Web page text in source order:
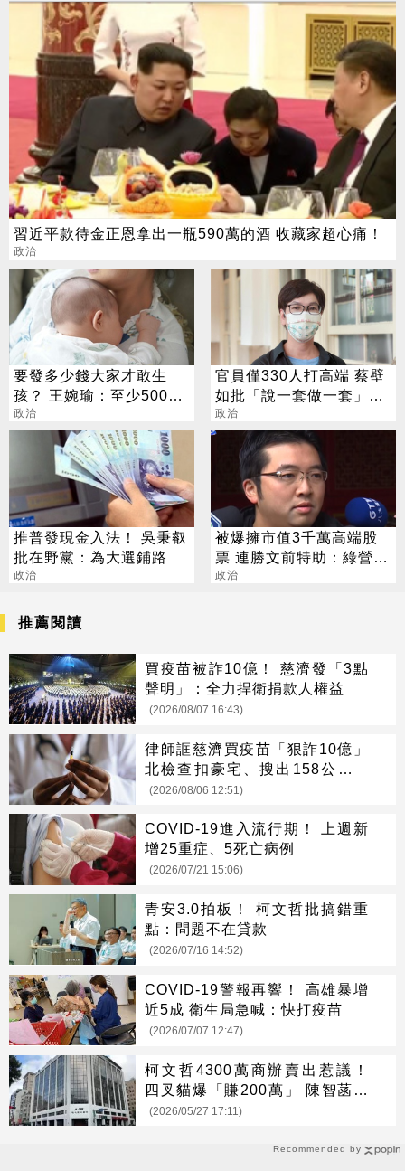
習近平款待金正恩拿出一瓶590萬的酒 收藏家超心痛！
政治
要發多少錢大家才敢生
孩？ 王婉瑜：至少500萬
才有感
政治
官員僅330人打高端 蔡壁
如批「說一套做一套」：
帶頭騙
政治
推普發現金入法！ 吳秉叡
批在野黨：為大選鋪路
政治
被爆擁市值3千萬高端股
票 連勝文前特助：綠營別
亂潑髒水
政治
Recommended by
推薦閱讀
買疫苗被詐10億！ 慈濟發「3點
聲明」：全力捍衛捐款人權益
(2026/08/07 16:43)
律師誆慈濟買疫苗「狠詐10億」
北檢查扣豪宅、搜出158公斤黃
金
(2026/08/06 12:51)
COVID-19進入流行期！ 上週新
增25重症、5死亡病例
(2026/07/21 15:06)
青安3.0拍板！ 柯文哲批搞錯重
點：問題不在貸款
(2026/07/16 14:52)
COVID-19警報再響！ 高雄暴增
近5成 衛生局急喊：快打疫苗
(2026/07/07 12:47)
柯文哲4300萬商辦賣出惹議！
四叉貓爆「賺200萬」 陳智菡回
應了
(2026/05/27 17:11)